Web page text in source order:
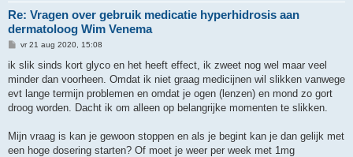
Re: Vragen over gebruik medicatie hyperhidrosis aan
dermatoloog Wim Venema
B
r
c
h
vr 21 aug 2020, 15:08
ik slik sinds kort glyco en het heeft effect, ik zweet nog wel maar veel
minder dan voorheen. Omdat ik niet graag medicijnen wil slikken vanwege
evt lange termijn problemen en omdat je ogen (lenzen) en mond zo gort
droog worden. Dacht ik om alleen op belangrijke momenten te slikken.
Mijn vraag is kan je gewoon stoppen en als je begint kan je dan gelijk met
een hoge dosering starten? Of moet je weer per week met 1mg